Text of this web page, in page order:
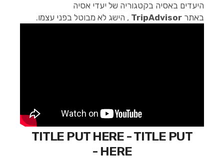
היעדים באסיה בקטגוריה של יעדי אסיה
באתר TripAdvisor , הישג לא מבוטל בפני עצמו.
TITLE PUT HERE - TITLE PUT
HERE -